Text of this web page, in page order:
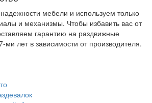
мебели и используем только
и механизмы. Чтобы избавить вас от
гарантию на раздвижные
ми лет в зависимости от производителя.